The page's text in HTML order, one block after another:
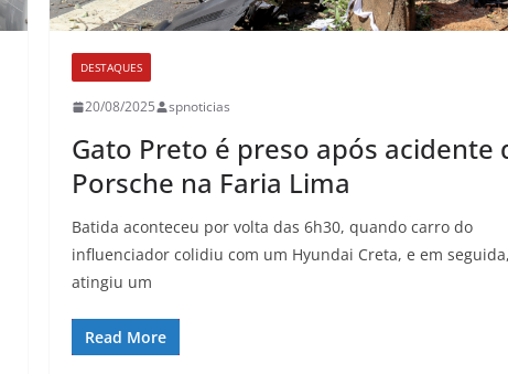
DESTAQUES
20/08/2025 spnoticias
Gato Preto é preso após acidente
Porsche na Faria Lima
Batida aconteceu por volta das 6h30, quando carro do
influenciador colidiu com um Hyundai Creta, e em
atingiu um
Read More